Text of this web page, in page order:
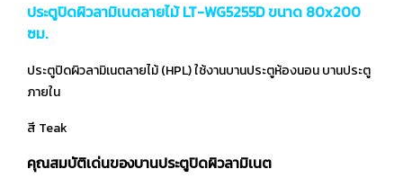
ประตูปิดผิวลามิเนตลายไม้ LT-WG5255D ขนาด 80x200
ซม.
ประตูปิดผิวลามิเนตลายไม้ (HPL) ใช้งานบานประตูห้องนอน บานประตู
ภายใน
สี Teak
คุณสมบัติเด่นของบานประตูปิดผิวลามิเนต